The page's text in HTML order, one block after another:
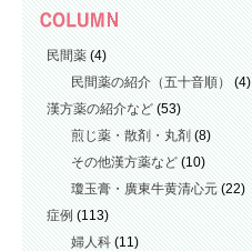
民間薬 (4)
民間薬の紹介（五十音順）
(4)
漢方薬の紹介など (53)
煎じ薬・散剤・丸剤 (8)
その他漢方薬など (10)
瓊玉膏・廣東牛黄清心元 (22)
症例 (113)
婦人科 (11)